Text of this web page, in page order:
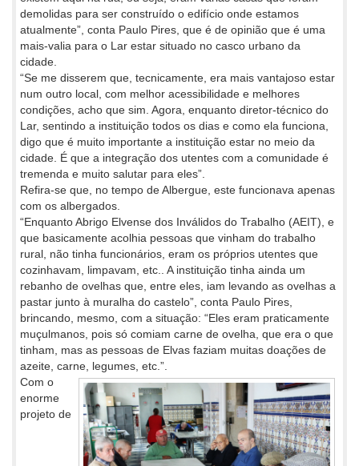
demolidas para ser construído o edifício onde estamos
atualmente”, conta Paulo Pires, que é de opinião que é uma
mais-valia para o Lar estar situado no casco urbano da
cidade.
“Se me disserem que, tecnicamente, era mais vantajoso estar
num outro local, com melhor acessibilidade e melhores
condições, acho que sim. Agora, enquanto diretor-técnico do
Lar, sentindo a instituição todos os dias e como ela funciona,
digo que é muito importante a instituição estar no meio da
cidade. É que a integração dos utentes com a comunidade é
tremenda e muito salutar para eles”.
Refira-se que, no tempo de Albergue, este funcionava apenas
com os albergados.
“Enquanto Abrigo Elvense dos Inválidos do Trabalho (AEIT), e
que basicamente acolhia pessoas que vinham do trabalho
rural, não tinha funcionários, eram os próprios utentes que
cozinhavam, limpavam, etc.. A instituição tinha ainda um
rebanho de ovelhas que, entre eles, iam levando as ovelhas a
pastar junto à muralha do castelo”, conta Paulo Pires,
brincando, mesmo, com a situação: “Eles eram praticamente
muçulmanos, pois só comiam carne de ovelha, que era o que
tinham, mas as pessoas de Elvas faziam muitas doações de
azeite, carne, legumes, etc.”.
Com o
enorme
projeto de